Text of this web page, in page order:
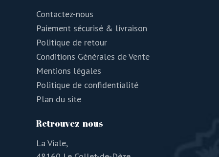
Contactez-nous
Paiement sécurisé & livraison
Politique de retour
Conditions Générales de Vente
Mentions légales
Politique de confidentialité
Plan du site
Retrouvez-nous
La Viale,